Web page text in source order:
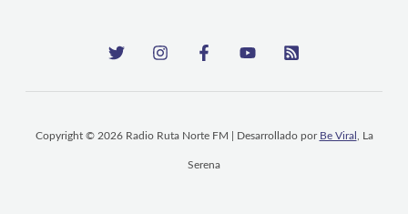
Copyright © 2026 Radio Ruta Norte FM | Desarrollado por Be Viral , La
Serena